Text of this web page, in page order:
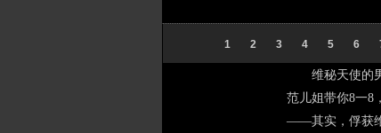
1 2 3 4 5 6
维秘天使的男
范儿姐带你8一8
——其实，俘获维